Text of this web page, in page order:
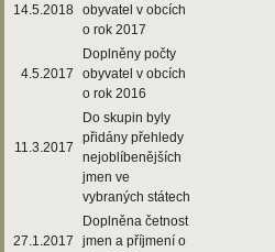
14.5.2018 obyvatel v obcích
o rok 2017
4.5.2017
Doplněny počty
obyvatel v obcích
o rok 2016
11.3.2017
Do skupin byly
přidány přehledy
nejoblíbenějších
jmen ve
vybraných státech
27.1.2017
Doplněna četnost
jmen a příjmení o